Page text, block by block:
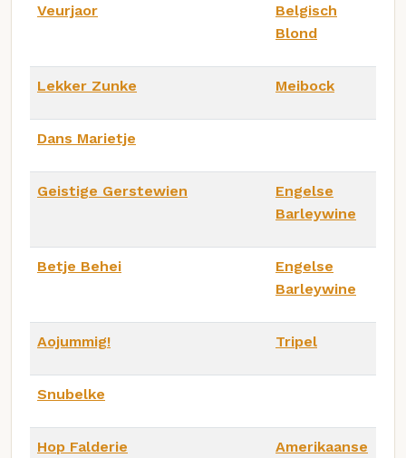
Veurjaor
Belgisch
Blond
Lekker Zunke Meibock
Dans Marietje
Geistige Gerstewien
Engelse
Barleywine
Betje Behei
Engelse
Barleywine
Aojummig! Tripel
Snubelke
Hop Falderie
Amerikaanse